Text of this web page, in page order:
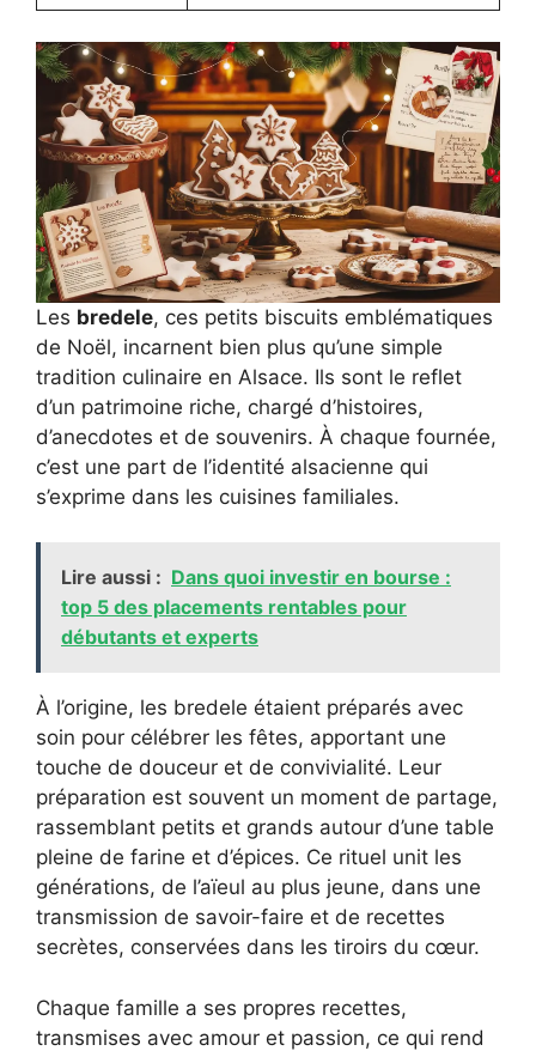
Les bredele, ces petits biscuits emblématiques
de Noël, incarnent bien plus qu’une simple
tradition culinaire en Alsace. Ils sont le reflet
d’un patrimoine riche, chargé d’histoires,
d’anecdotes et de souvenirs. À chaque fournée,
c’est une part de l’identité alsacienne qui
s’exprime dans les cuisines familiales.
Lire aussi : Dans quoi investir en bourse :
top 5 des placements rentables pour
débutants et experts
À l’origine, les bredele étaient préparés avec
soin pour célébrer les fêtes, apportant une
touche de douceur et de convivialité. Leur
préparation est souvent un moment de partage,
rassemblant petits et grands autour d’une table
pleine de farine et d’épices. Ce rituel unit les
générations, de l’aïeul au plus jeune, dans une
transmission de savoir-faire et de recettes
secrètes, conservées dans les tiroirs du cœur.
Chaque famille a ses propres recettes,
transmises avec amour et passion, ce qui rend